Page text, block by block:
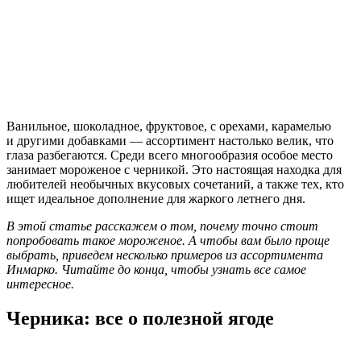
Ванильное, шоколадное, фруктовое, с орехами, карамелью
и другими добавками — ассортимент настолько велик, что
глаза разбегаются. Среди всего многообразия особое место
занимает мороженое с черникой. Это настоящая находка для
любителей необычных вкусовых сочетаний, а также тех, кто
ищет идеальное дополнение для жаркого летнего дня.
В этой статье расскажем о том, почему точно стоит
попробовать такое мороженое. А чтобы вам было проще
выбрать, приведем несколько примеров из ассортимента
Инмарко. Читайте до конца, чтобы узнать все самое
интересное.
Черника: все о полезной ягоде